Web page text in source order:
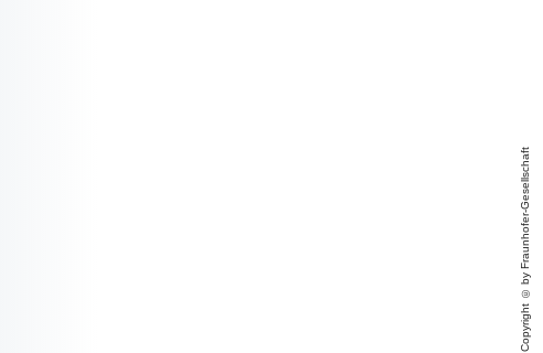
Copyright © by Fraunhofer-Gesellschaft